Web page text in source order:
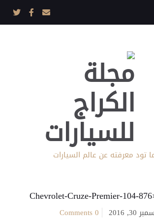
تود معرفته عن عالم السيارات
30, 2016
0 Comments